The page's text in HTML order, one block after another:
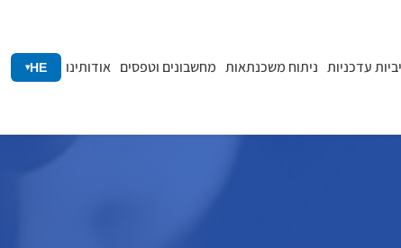
עדכניות ניתוח משכנתאות מחשבונים וטפסים אודותינו HE
▾